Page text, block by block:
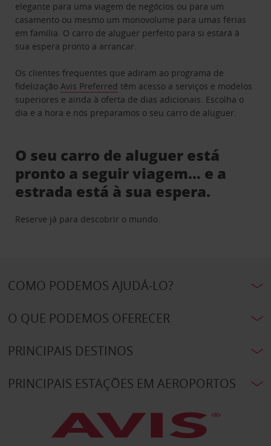
elegante para uma viagem de negócios ou para um
casamento ou mesmo um monovolume para umas férias
em família. O carro de aluguer perfeito para si estará à
sua espera pronto a arrancar.
Os clientes frequentes que adiram ao programa de
fidelizaçãoAvis Preferred têm acesso a serviços e modelos
superiores e ainda à oferta de dias adicionais. Escolha o
dia e a hora e nós preparamos o seu carro de aluguer.
O seu carro de aluguer está
pronto a seguir viagem… e a
estrada está à sua espera.
Reserve já para descobrir o mundo.
COMO PODEMOS AJUDÁ-LO?
O QUE PODEMOS OFERECER
PRINCIPAIS DESTINOS
PRINCIPAIS ESTAÇÕES EM AEROPORTOS